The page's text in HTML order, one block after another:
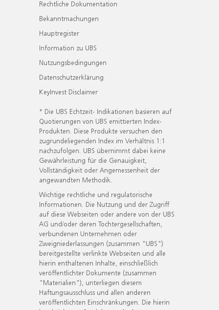
Rechtliche Dokumentation
Bekanntmachungen
Hauptregister
Information zu UBS
Nutzungsbedingungen
Datenschutzerklärung
KeyInvest Disclaimer
* Die UBS Echtzeit- Indikationen basieren auf
Quotierungen von UBS emittierten Index-
Produkten. Diese Produkte versuchen den
zugrundeliegenden Index im Verhältnis 1:1
nachzufolgen. UBS übernimmt dabei keine
Gewährleistung für die Genauigkeit,
Vollständigkeit oder Angemessenheit der
angewandten Methodik.
Wichtige rechtliche und regulatorische
Informationen. Die Nutzung und der Zugriff
auf diese Webseiten oder andere von der UBS
AG und/oder deren Tochtergesellschaften,
verbundenen Unternehmen oder
Zweigniederlassungen (zusammen "UBS")
bereitgestellte verlinkte Webseiten und alle
hierin enthaltenen Inhalte, einschließlich
veröffentlichter Dokumente (zusammen
"Materialien"), unterliegen diesem
Haftungsausschluss und allen anderen
veröffentlichten Einschränkungen. Die hierin